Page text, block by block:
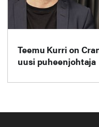
Teemu Kurri on
uusi puheenjohtaja